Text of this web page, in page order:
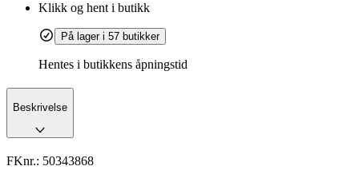
Klikk og hent i butikk
På lager i 57 butikker
Hentes i butikkens åpningstid
Beskrivelse
FKnr.: 50343868